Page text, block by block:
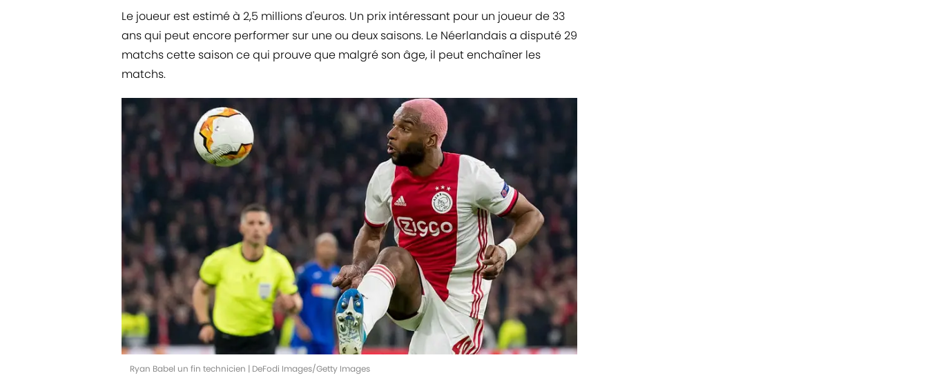
Le joueur est estimé à 2,5 millions d'euros. Un prix intéressant pour un joueur de 33
ans qui peut encore performer sur une ou deux saisons. Le Néerlandais a disputé 29
matchs cette saison ce qui prouve que malgré son âge, il peut enchaîner les
matchs.
Ryan Babel un fin technicien | DeFodi Images/Getty Images